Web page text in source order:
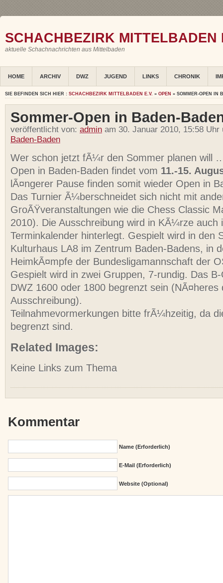
SCHACHBEZIRK MITTELBADEN
aktuelle Schachnachrichten aus Mittelbaden
HOME ARCHIV DWZ JUGEND LINKS CHRONIK
SIE BEFINDEN SICH HIER : SCHACHBEZIRK MITTELBADEN E.V. » OPEN » SOMMER-OPEN IN
Sommer-Open in Baden-
veröffentlicht von: admin am 30. Januar 2010, 15:58
Baden-Baden
Wer schon jetzt fÃ¼r den Sommer planen will
Open in Baden-Baden findet vom 11.-15.
lÃ¤ngerer Pause finden somit wieder Open in
Das Turnier Ã¼berschneidet sich nicht mit
GroÃŸveranstaltungen wie die Chess Classic
2010). Die Ausschreibung wird in KÃ¼rze auch
Terminkalender hinterlegt. Gespielt wird in den
Kulturhaus LA8 im Zentrum Baden-Badens, in
HeimkÃ¤mpfe der Bundesligamannschaft der
Gespielt wird in zwei Gruppen, 7-rundig. Das
DWZ 1600 oder 1800 begrenzt sein (NÃ¤heres
Ausschreibung).
Teilnahmevormerkungen bitte frÃ¼hzeitig, da
begrenzt sind.
Related Images:
Keine Links zum Thema
Kommentar
Name (erforderlich)
E-Mail (erforderlich)
Website (Optional)